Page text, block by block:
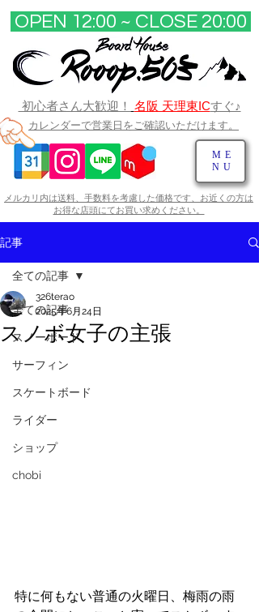
OPEN 12:00 ~ CLOSE 20:00​
ME
NU
初心者さん大歓迎！ 名阪 天理東ICすぐ♪
メルカリ内は送料、手数料を考慮した価格です、お近くの方は
お得な店頭にてお買い求めください。​
カレンダーで営業日をご確認いただけます。
記事
全ての記事
スノーボード
サーフィン
スケートボード
ライダー
ショップ
chobi
全ての記事
スノボ女子の主張
326terao
2025年6月24日
特に何もない普通の火曜日、梅雨の雨